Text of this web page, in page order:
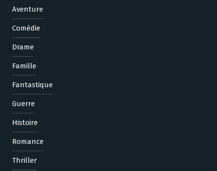
Aventure
Comédie
Drame
Famille
Fantastique
Guerre
Histoire
Romance
Thriller